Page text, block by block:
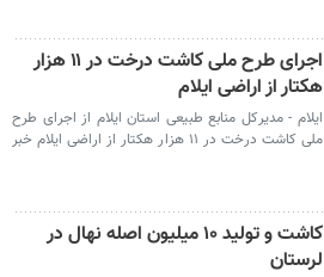
اجرای طرح ملی کاشت درخت در ۱۱ هزار
هکتار از اراضی ایلام
ایلام - مدیرکل منابع طبیعی استان ایلام از اجرای طرح
ملی کاشت درخت در ۱۱ هزار هکتار از اراضی ایلام خبر
کاشت و تولید ۱۰ میلیون اصله نهال در
لرستان